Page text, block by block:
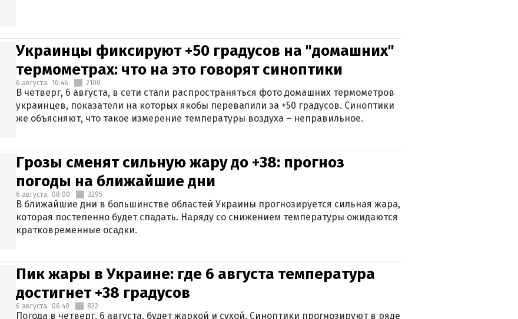
Украинцы фиксируют +50 градусов на "домашних"
термометрах: что на это говорят синоптики
6 августа, 16:46 2100
В четверг, 6 августа, в сети стали распространяться фото домашних термометров
украинцев, показатели на которых якобы перевалили за +50 градусов. Синоптики
же объясняют, что такое измерение температуры воздуха – неправильное.
Грозы сменят сильную жару до +38: прогноз
погоды на ближайшие дни
6 августа, 08:00 3295
В ближайшие дни в большинстве областей Украины прогнозируется сильная жара,
которая постепенно будет спадать. Наряду со снижением температуры ожидаются
кратковременные осадки.
Пик жары в Украине: где 6 августа температура
достигнет +38 градусов
6 августа, 06:40 822
Погода в четверг, 6 августа, будет жаркой и сухой. Синоптики прогнозируют в ряде